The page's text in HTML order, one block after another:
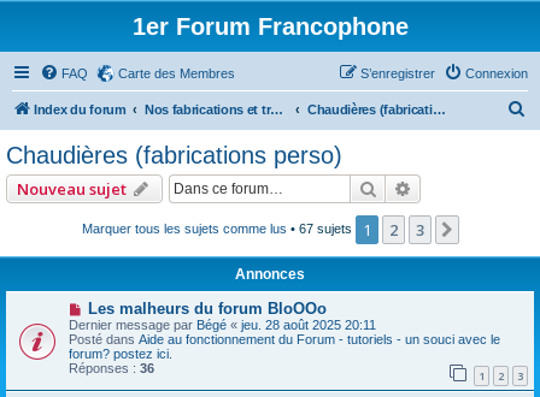
1er Forum Francophone
FAQ Carte des Membres Connexion
S’enregistrer
Index du forum Nos fabrications et travaux (sauf machines) Chaudières (fabrications perso)
r
Chaudières (fabrications perso)
Nouveau sujet Rechercher
Marquer tous les sujets comme lus • 67 sujets 1 2 3
Annonces
Les malheurs du forum BloOOo
Dernier message par Bégé « jeu. 28 août 2025 20:11
Posté dans Aide au fonctionnement du Forum - tutoriels - un souci avec le
forum? postez ici.
Réponses : 36 1 2 3